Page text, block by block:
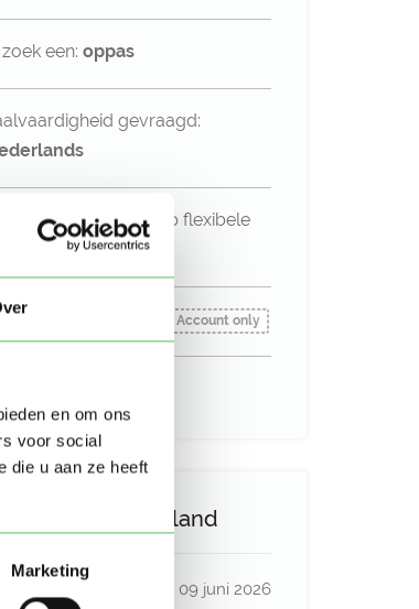
en om ons
voor social
die u aan ze heeft
Marketing
zoek een: oppas
gevraagd:
gezocht voor op flexibele
gezocht vanaf: Account only
op Oppasland
09 juni 2026